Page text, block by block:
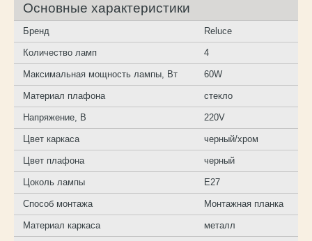
Основные характеристики
Бренд Reluce
Количество ламп 4
Максимальная мощность лампы, Вт 60W
Материал плафона стекло
Напряжение, В 220V
Цвет каркаса черный/хром
Цвет плафона черный
Цоколь лампы E27
Способ монтажа Монтажная планка
Материал каркаса металл